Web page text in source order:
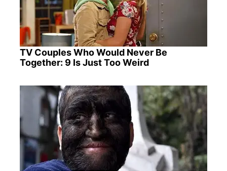
TV Couples Who Would Never Be
Together: 9 Is Just Too Weird